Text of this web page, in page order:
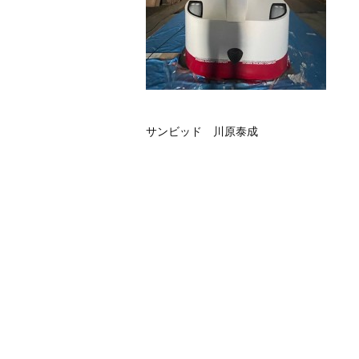
サンビッド 川原泰成